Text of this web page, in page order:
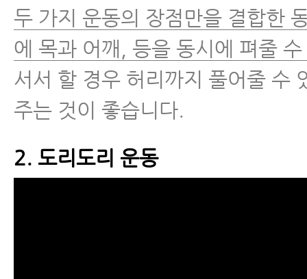
두 가지 운동의 장점만을 결합한
에 목과 어깨, 등을 동시에 펴줄
서서 할 경우 허리까지 풀어줄 수
주는 것이 좋습니다.
2. 도리도리 운동